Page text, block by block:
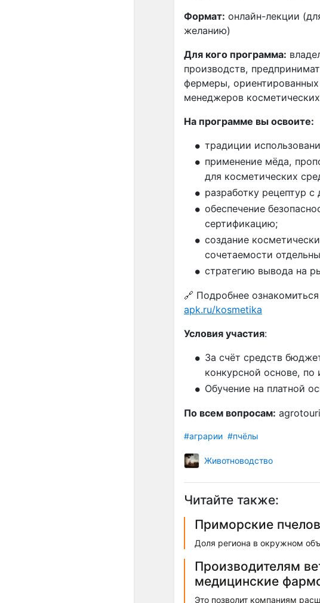
Формат: онлайн-лекции
желанию)
Для кого программа:
производств,
фермеры,
менеджеров
На программе вы освоите:
традиции
применение мёда,
для косметических
разработку рецептур
обеспечение
сертификацию;
создание
сочетаемости
стратегию вывода на
🔗 Подробнее
apk.ru/kosmetika
Условия участия:
За счёт средств
конкурсной основе, по
Обучение на платной
По всем вопросам:
#аграрии #пчёлы
Животноводство
Читайте также:
Приморские
Доля региона в окружном
Производителям
медицинские
Это позволит компаниям